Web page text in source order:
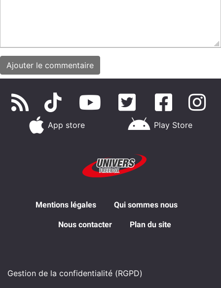
App store Play Store
Mentions légales Qui sommes nous
Nous contacter Plan du site
Gestion de la confidentialité (RGPD)